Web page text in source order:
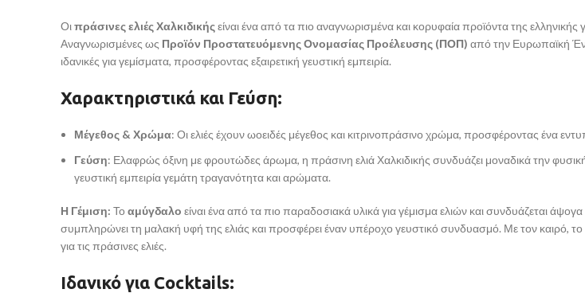
Οιπράσινες ελιές Χαλκιδικήςείναι ένα από τα πιο αναγνωρισμένα και κορυφαία προϊόντα της
Αναγνωρισμένες ως Προϊόν Προστατευόμενης Ονομασίας Προέλευσης (ΠΟΠ) από την Ευρωπαϊκή
ιδανικές για γεμίσματα, προσφέροντας εξαιρετική γευστική εμπειρία.
Χαρακτηριστικά και Γεύση:
Μέγεθος & Χρώμα: Οι ελιές έχουν ωοειδές μέγεθος και κιτρινοπράσινο χρώμα, προσφέροντας ένα
Γεύση: Ελαφρώς όξινη με φρουτώδες άρωμα, η πράσινη ελιά Χαλκιδικής συνδυάζει μοναδικά την
γευστική εμπειρία γεμάτη τραγανότητα και αρώματα.
Η Γέμιση: Το αμύγδαλο είναι ένα από τα πιο παραδοσιακά υλικά για γέμισμα ελιών και συνδυάζεται
συμπληρώνει τη μαλακή υφή της ελιάς και προσφέρει έναν υπέροχο γευστικό συνδυασμό. Με τον καιρό,
για τις πράσινες ελιές.
Ιδανικό για Cocktails: